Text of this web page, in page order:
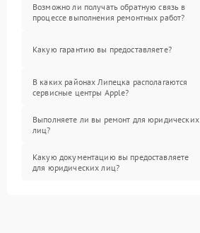
Возможно ли получать обратную связь в
процессе выполнения ремонтных работ?
Какую гарантию вы предоставляете?
В каких районах Липецка располагаются
сервисные центры Apple?
Выполняете ли вы ремонт для юридических
лиц?
Какую документацию вы предоставляете
для юридических лиц?